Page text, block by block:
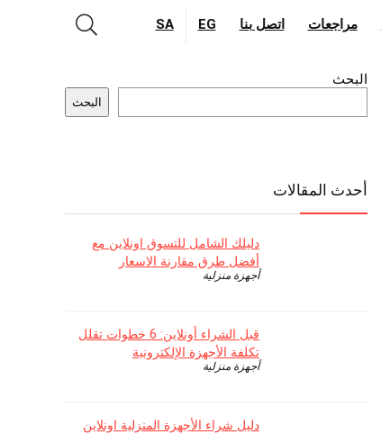
مراجعات اتصل بنا EG
SA
البحث
البحث
أحدث المقالات
دليلك الشامل للتسوق اونلاين مع
أفضل طرق مقارنة الاسعار
أجهزة منزلية
قبل الشراء أونلاين: 6 خطوات تقلل
تكلفة الأجهزة الإلكترونية
أجهزة منزلية
دليل شراء الأجهزة المنزلية اونلاين